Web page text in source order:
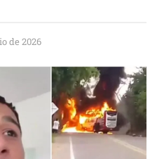
de 2026